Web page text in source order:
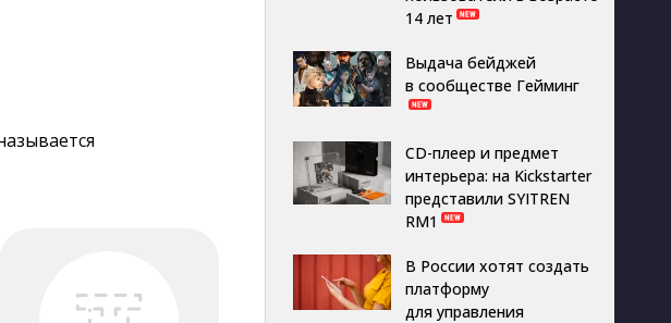
14 лет
Выдача бейджей
в сообществе Гейминг
CD-плеер и предмет
интерьера: на Kickstarter
представили SYITREN
RM1
В России хотят создать
платформу
для управления